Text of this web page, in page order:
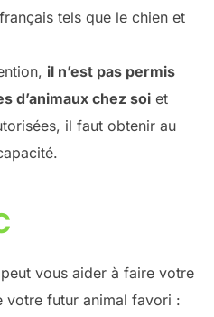
tels que le chien et
il n’est pas permis
d’animaux chez soiet
il faut obtenir au
vous aider à faire votre
votre futur animal favori :